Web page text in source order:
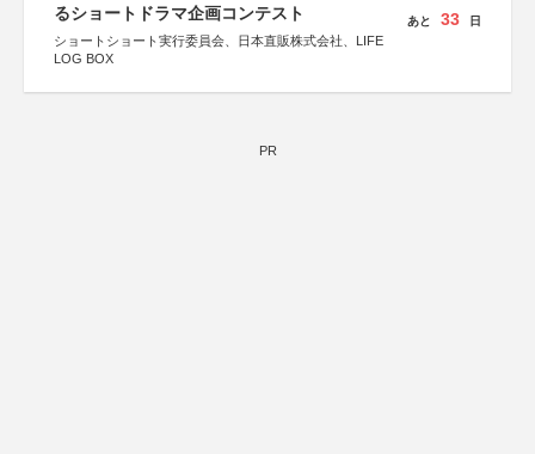
るショートドラマ企画コンテスト
ショートショート実行委員会、日本直販株式会社、LIFE
LOG BOX
あと 33 日
PR